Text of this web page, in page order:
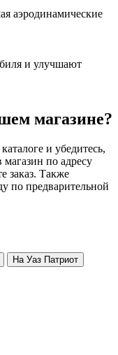
аэродинамические
и улучшают
магазине?
и убедитесь,
магазин по адресу
заказ. Также
по предварительной
На Уаз Патриот